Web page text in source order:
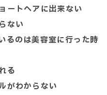
ートヘアに出来ない
ない
るのは美容室に行った時
る
がわからない